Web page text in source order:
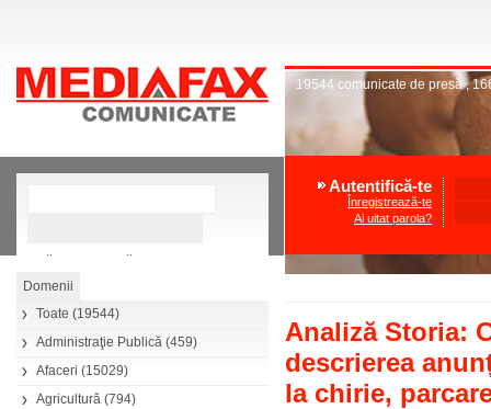
Căutare avansată
Toate (19544)
Administraţie Publică (459)
Afaceri (15029)
Agricultură (794)
19544 comunicate de presă,
Autentifică-te
Înregistrează-te
Ai uitat parola?
Analiză Storia:
descrierea
la chirie,